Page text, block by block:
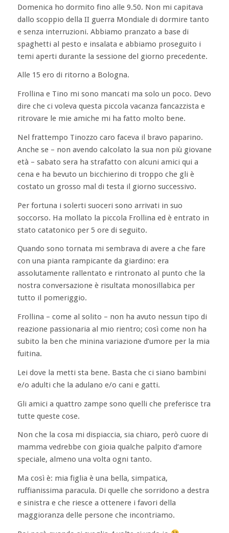
Domenica ho dormito fino alle 9.50. Non mi capitava
dallo scoppio della II guerra Mondiale di dormire tanto
e senza interruzioni. Abbiamo pranzato a base di
spaghetti al pesto e insalata e abbiamo proseguito i
temi aperti durante la sessione del giorno precedente.
Alle 15 ero di ritorno a Bologna.
Frollina e Tino mi sono mancati ma solo un poco. Devo
dire che ci voleva questa piccola vacanza fancazzista e
ritrovare le mie amiche mi ha fatto molto bene.
Nel frattempo Tinozzo caro faceva il bravo paparino.
Anche se – non avendo calcolato la sua non più giovane
età – sabato sera ha strafatto con alcuni amici qui a
cena e ha bevuto un bicchierino di troppo che gli è
costato un grosso mal di testa il giorno successivo.
Per fortuna i solerti suoceri sono arrivati in suo
soccorso. Ha mollato la piccola Frollina ed è entrato in
stato catatonico per 5 ore di seguito.
Quando sono tornata mi sembrava di avere a che fare
con una pianta rampicante da giardino: era
assolutamente rallentato e rintronato al punto che la
nostra conversazione è risultata monosillabica per
tutto il pomeriggio.
Frollina – come al solito – non ha avuto nessun tipo di
reazione passionaria al mio rientro; così come non ha
subito la ben che minina variazione d’umore per la mia
fuitina.
Lei dove la metti sta bene. Basta che ci siano bambini
e/o adulti che la adulano e/o cani e gatti.
Gli amici a quattro zampe sono quelli che preferisce tra
tutte queste cose.
Non che la cosa mi dispiaccia, sia chiaro, però cuore di
mamma vedrebbe con gioia qualche palpito d’amore
speciale, almeno una volta ogni tanto.
Ma così è: mia figlia è una bella, simpatica,
ruffianissima paracula. Di quelle che sorridono a destra
e sinistra e che riesce a ottenere i favori della
maggioranza delle persone che incontriamo.